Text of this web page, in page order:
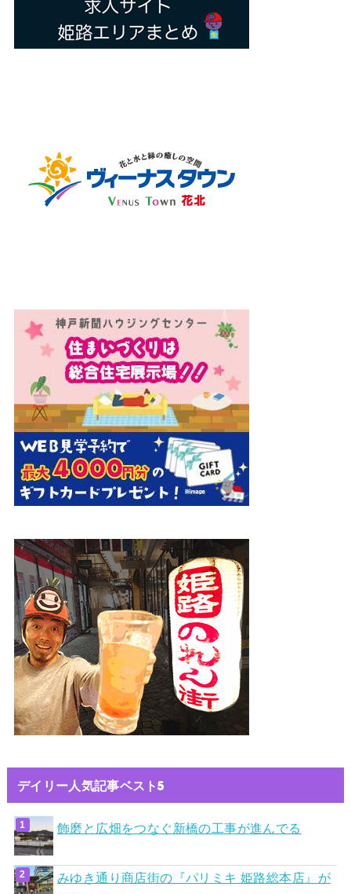
デイリー人気記事ベスト5
飾磨と広畑をつなぐ新橋の工事が進んでる
みゆき通り商店街の『パリミキ 姫路総本店』が